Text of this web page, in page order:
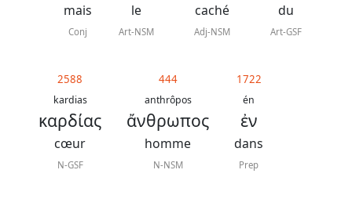
mais
Conj
le
Art-NSM
caché
Adj-NSM
du
Art-GSF
2588
kardias
καρδίας
cœur
N-GSF
444
anthrôpos
ἄνθρωπος
homme
N-NSM
1722
én
ἐν
dans
Prep